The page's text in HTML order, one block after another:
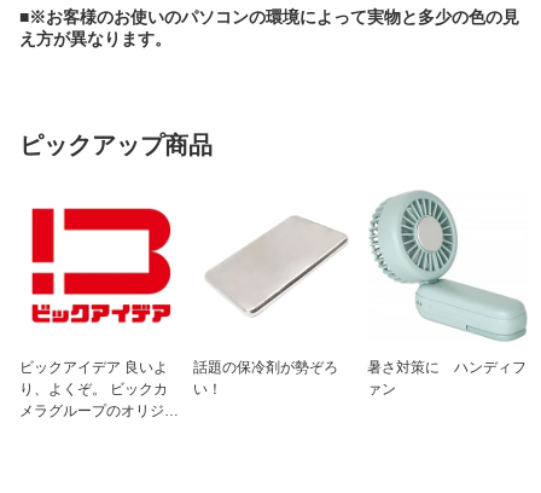
■※お客様のお使いのパソコンの環境によって実物と多少の色の見
え方が異なります。
ピックアップ商品
ビックアイデア 良いよ
り、よくぞ。 ビックカ
メラグループのオリジナ
話題の保冷剤が勢ぞろ
い！
暑さ対策に ハンディフ
ァン